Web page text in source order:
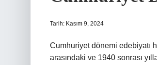
Tarih: Kasım 9, 2024
Cumhuriyet dönemi edebiyatı
arasındaki ve 1940 sonrası